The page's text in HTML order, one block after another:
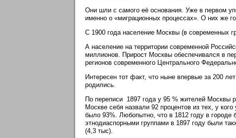
Они шли с самого её основания. Уже в первом
именно о «миграционных процессах». О них же
С 1900 года население Москвы (в современных
А население на территории современной
миллионов. Прирост Москвы обеспечивался в
регионов современного Центрального
Интересен тот факт, что ныне впервые за 200
родились.
По переписи 1897 года у 95 % жителей Москвы
Москве себя назвали 92 процентов из тех, у
было 93%. Любопытно, что в 1812 году в
этнодиаспорными группами в 1897 году были
(4,3 тыс).